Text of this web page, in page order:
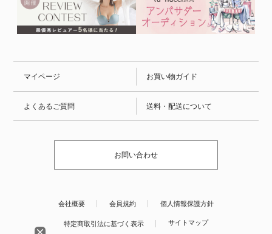
マイページ お買い物ガイド
よくあるご質問 送料・配送について
お問い合わせ
会社概要 会員規約 個人情報保護方針
特定商取引法に基づく表示 サイトマップ